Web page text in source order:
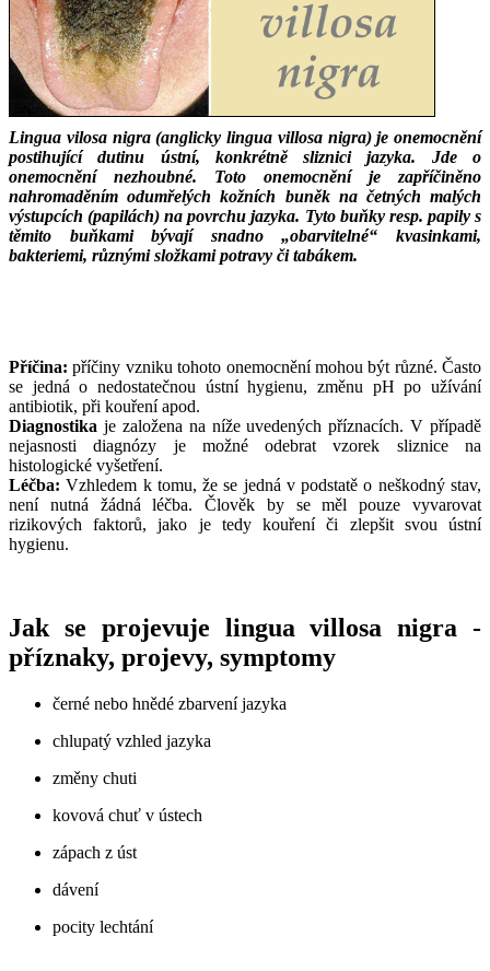
Lingua vilosa nigra (anglicky lingua villosa nigra) je onemocnění
postihující dutinu ústní, konkrétně sliznici jazyka. Jde o
onemocnění nezhoubné. Toto onemocnění je zapříčiněno
nahromaděním odumřelých kožních buněk na četných malých
výstupcích (papilách) na povrchu jazyka. Tyto buňky resp. papily s
těmito buňkami bývají snadno „obarvitelné“ kvasinkami,
bakteriemi, různými složkami potravy či tabákem.
Příčina: příčiny vzniku tohoto onemocnění mohou být různé. Často
se jedná o nedostatečnou ústní hygienu, změnu pH po užívání
antibiotik, při kouření apod.
Diagnostika je založena na níže uvedených příznacích. V případě
nejasnosti diagnózy je možné odebrat vzorek sliznice na
histologické vyšetření.
Léčba: Vzhledem k tomu, že se jedná v podstatě o neškodný stav,
není nutná žádná léčba. Člověk by se měl pouze vyvarovat
rizikových faktorů, jako je tedy kouření či zlepšit svou ústní
hygienu.
Jak se projevuje lingua villosa nigra -
příznaky, projevy, symptomy
černé nebo hnědé zbarvení jazyka
chlupatý vzhled jazyka
změny chuti
kovová chuť v ústech
zápach z úst
dávení
pocity lechtání